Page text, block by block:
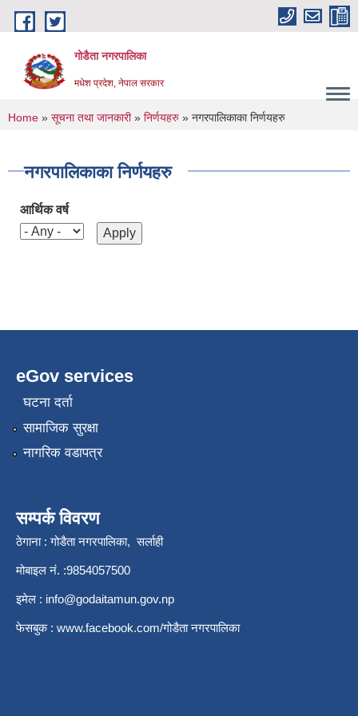
Skip to main content
गोडैता नगरपालिका
मधेश प्रदेश, नेपाल सरकार
You are here
Home » सूचना तथा जानकारी» निर्णयहरु » नगरपालिकाका निर्णयहरु
नगरपालिकाका निर्णयहरु
आर्थिक वर्ष
eGov services
घटना दर्ता
सामाजिक सुरक्षा
नागरिक वडापत्र
सम्पर्क विवरण
ठेगाना : गोडैता नगरपालिका, सर्लाही
मोबाइल नं. :9854057500
इमेल : info@godaitamun.gov.np
फेसबुक : www.facebook.com/गोडैता नगरपालिका